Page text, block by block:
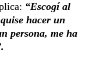
“Escogí al
hacer un
persona, me ha